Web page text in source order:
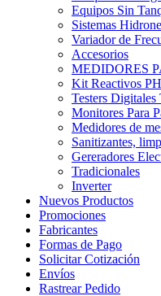
Equipos Sin
Sistemas
Variador de
Accesorios
MEDIDORES
Kit Reactivos
Testers Digitales
Monitores Para
Medidores de
Sanitizantes,
Gereradores
Tradicionales
Inverter
Nuevos Productos
Promociones
Fabricantes
Formas de Pago
Solicitar Cotización
Envíos
Rastrear Pedido